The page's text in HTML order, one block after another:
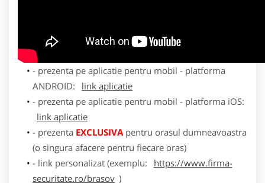
- prezenta pe aplicatie pentru mobil - platforma
ANDROID:
link aplicatie
- prezenta pe aplicatie pentru mobil - platforma iOS:
link aplicatie
- prezenta EXCLUSIVApentru orasul dumneavoastra
(o singura afacere pentru fiecare oras)
- link personalizat (exemplu:
https://www.firma-
securitate.ro/brasov )